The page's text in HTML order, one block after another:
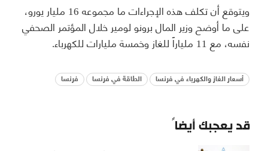
ويتوقع أن تكلف هذه الإجراءات ما مجموعه 16 مليار يورو،
على ما أوضح وزير المال برونو لومير خلال المؤتمر الصحفي
نفسه، مع 11 ملياراً للغاز وخمسة مليارات للكهرباء.
أسعار الغاز والكهرباء في فرنسا الطاقة في فرنسا فرنسا
قد يعجبك أيضاً